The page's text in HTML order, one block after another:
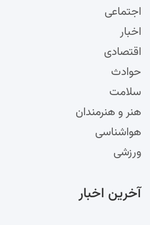
اجتماعی
اخبار
اقتصادی
حوادث
سلامت
هنر و هنرمندان
هواشناسی
ورزشی
آخرین اخبار